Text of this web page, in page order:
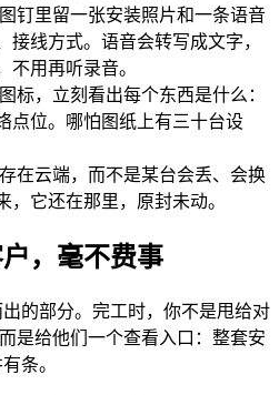
钉里留一张安装照片和一条语音
接线方式。语音会转写成文字，
不用再听录音。
标，立刻看出每个东西是什么：
点位。哪怕图纸上有三十台设
在云端，而不是某台会丢、会换
，它还在那里，原封未动。
，毫不费事
的部分。完工时，你不是甩给对
是给他们一个查看入口：整套安
条。